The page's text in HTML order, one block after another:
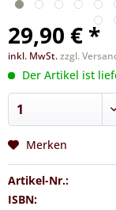
29,90 € *
inkl. MwSt.zzgl.
Der Artikel ist
Merken
Artikel-Nr.:
ISBN: